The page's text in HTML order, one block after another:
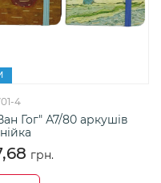
4
Гог" А7/80 аркушів
грн.